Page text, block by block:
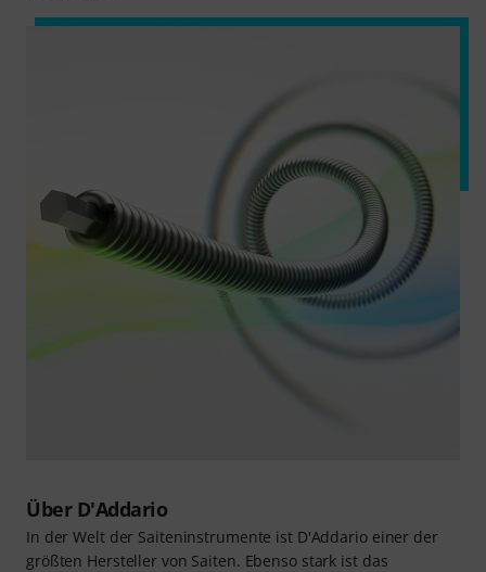
Über D'Addario
In der Welt der Saiteninstrumente ist D'Addario einer der
größten Hersteller von Saiten. Ebenso stark ist das